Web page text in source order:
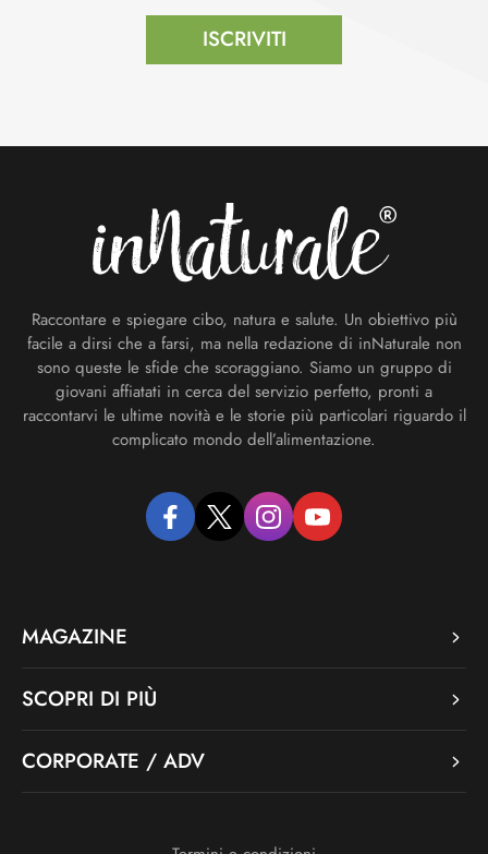
ISCRIVITI
Raccontare e spiegare cibo, natura e salute. Un obiettivo più
facile a dirsi che a farsi, ma nella redazione di inNaturale non
sono queste le sfide che scoraggiano. Siamo un gruppo di
giovani affiatati in cerca del servizio perfetto, pronti a
raccontarvi le ultime novità e le storie più particolari riguardo il
complicato mondo dell’alimentazione.
facebooktwitter instagramyoutube
MAGAZINE
SCOPRI DI PIÙ
CORPORATE / ADV